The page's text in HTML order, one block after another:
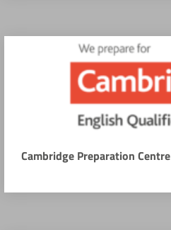
Cambridge Preparation Centre